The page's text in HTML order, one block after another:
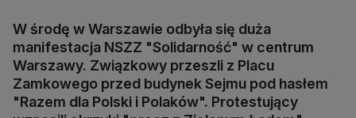
W środę w Warszawie odbyła się duża
manifestacja NSZZ "Solidarność" w centrum
Warszawy. Związkowy przeszli z Placu
Zamkowego przed budynek Sejmu pod hasłem
"Razem dla Polski i Polaków". Protestujący